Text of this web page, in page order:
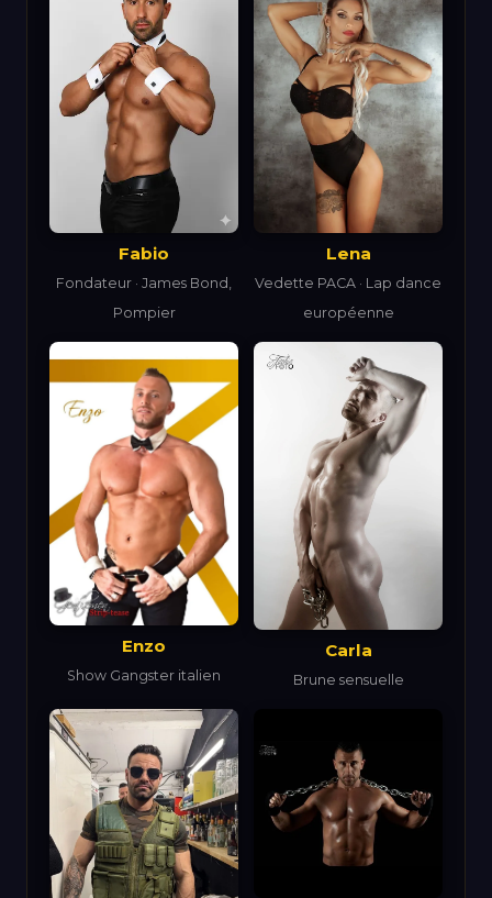
Fabio
Fondateur · James Bond,
Pompier
Lena
Vedette PACA · Lap dance
européenne
Enzo
Show Gangster italien
Carla
Brune sensuelle